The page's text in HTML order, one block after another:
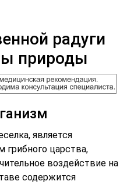
радуги
природы
является
грибного царства,
воздействие на
содержится